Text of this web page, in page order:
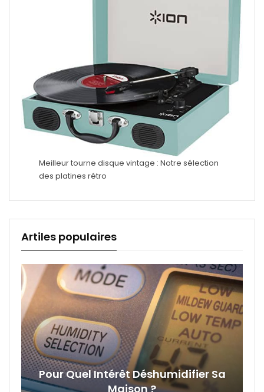
Meilleur tourne disque vintage : Notre sélection
des platines rétro
Artiles populaires
Pour Quel Intérêt Déshumidifier Sa
Maison ?